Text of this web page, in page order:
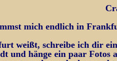
mich endlich in
weißt, schreibe ich dir
und hänge ein paar Fotos